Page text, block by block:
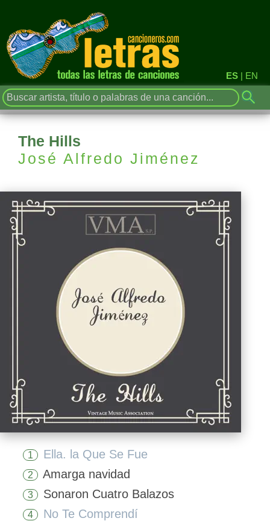
ES | EN
The Hills
José Alfredo Jiménez
1 Ella. la Que Se Fue
2 Amarga navidad
3 Sonaron Cuatro Balazos
4 No Te Comprendí